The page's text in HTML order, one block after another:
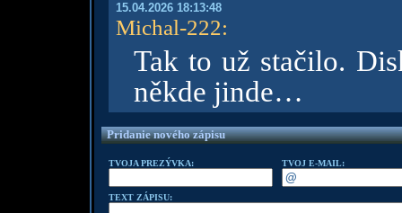
15.04.2026 18:13:48
Michal-222:
Tak to už stačilo.
někde jinde…
Pridanie nového zápisu
TVOJA PREZÝVKA: TVOJ E-MAIL:
TEXT ZÁPISU: